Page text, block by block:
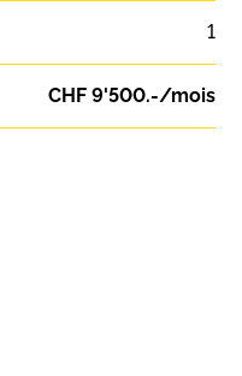
1
CHF 9'500.-/mois